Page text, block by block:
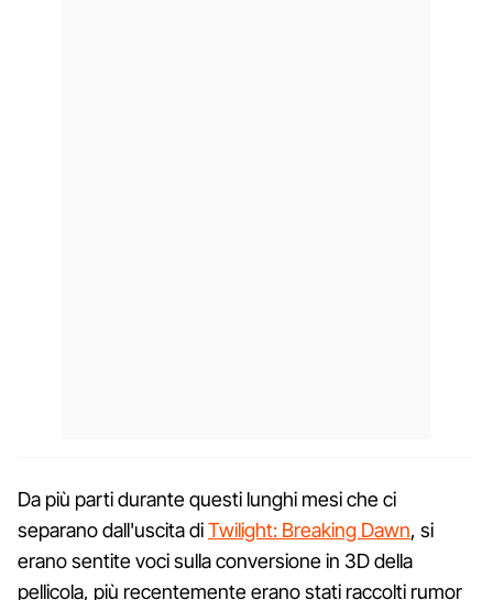
Da più parti durante questi lunghi mesi che ci
separano dall'uscita diTwilight: Breaking Dawn, si
erano sentite voci sulla conversione in 3D della
pellicola, più recentemente erano stati raccolti rumor